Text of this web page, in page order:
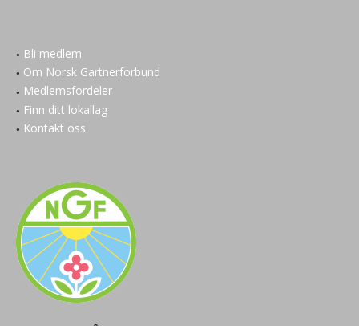
Bli medlem
Om Norsk Gartnerforbund
Medlemsfordeler
Finn ditt lokallag
Kontakt oss